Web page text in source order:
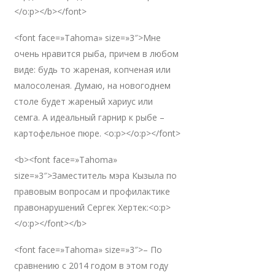
</o:p></b></font>
<font face=»Tahoma» size=»3″>Мне
очень нравится рыба, причем в любом
виде: будь то жареная, копченая или
малосоленая. Думаю, на новогоднем
столе будет жареный хариус или
семга. А идеальный гарнир к рыбе –
картофельное пюре. <o:p></o:p></font>
<b><font face=»Tahoma»
size=»3″>Заместитель мэра Кызыла по
правовым вопросам и профилактике
правонарушений Сергек Хертек:<o:p>
</o:p></font></b>
<font face=»Tahoma» size=»3″>– По
сравнению с 2014 годом в этом году